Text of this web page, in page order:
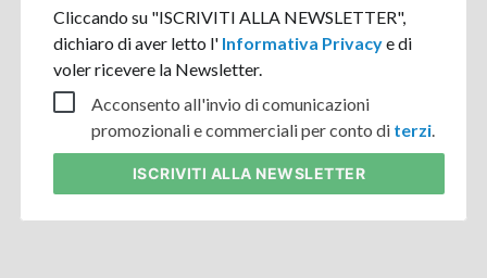
Cliccando su "ISCRIVITI ALLA NEWSLETTER",
dichiaro di aver letto l' Informativa Privacye di
voler ricevere la Newsletter.
Acconsento all'invio di comunicazioni
promozionali e commerciali per conto di terzi.
ISCRIVITI ALLA NEWSLETTER